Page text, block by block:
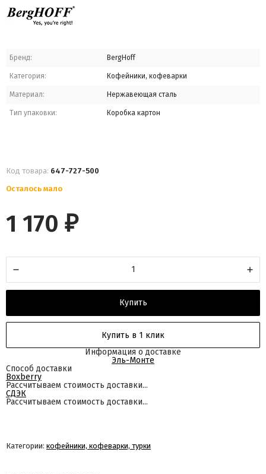
Бренд: BergHoff
Категория: Кофейники, кофеварки
Материал: Нержавеющая сталь
Тип упаковки: Коробка картон
Код товара: 647-727-500
Осталось мало
1 170 ₽
Купить
Купить в 1 клик
Информация о доставке
Эль-Монте
Способ доставки
Boxberry
Рассчитываем стоимость доставки...
СДЭК
Рассчитываем стоимость доставки...
Категории: кофейники, кофеварки, турки